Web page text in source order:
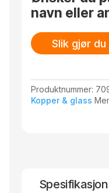
navn eller
Slik gjør
Produktnummer:
Kopper & glass